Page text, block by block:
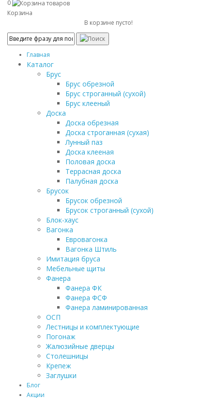
0
Корзина
В корзине пусто!
Главная
Каталог
Брус
Брус обрезной
Брус строганный (сухой)
Брус клееный
Доска
Доска обрезная
Доска строганная (сухая)
Лунный паз
Доска клееная
Половая доска
Террасная доска
Палубная доска
Брусок
Брусок обрезной
Брусок строганный (сухой)
Блок-хаус
Вагонка
Евровагонка
Вагонка Штиль
Имитация бруса
Мебельные щиты
Фанера
Фанера ФК
Фанера ФСФ
Фанера ламинированная
ОСП
Лестницы и комплектующие
Погонаж
Жалюзийные дверцы
Столешницы
Крепеж
Заглушки
Блог
Акции